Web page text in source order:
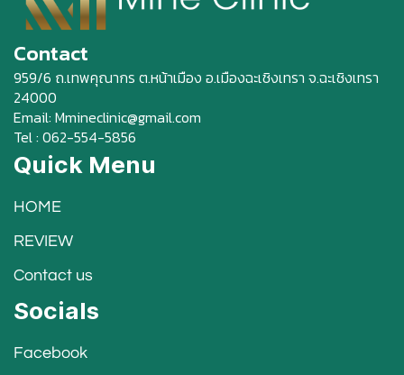
Contact
959/6 ถ.เทพคุณากร ต.หน้าเมือง อ.เมืองฉะเชิงเทรา จ.ฉะเชิงเทรา
24000
Email: Mmineclinic@gmail.com
Tel : 062-554-5856
Quick Menu
HOME
REVIEW
Contact us
Socials
Facebook